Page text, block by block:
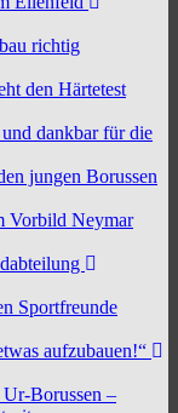
richtig
den Härtetest
dankbar für die
jungen Borussen
Vorbild Neymar
Sportfreunde
aufzubauen!“
Borussen –